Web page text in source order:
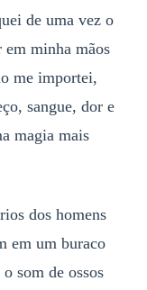
de uma vez o
em minha mãos
me importei,
sangue, dor e
magia mais
dos homens
em um buraco
som de ossos